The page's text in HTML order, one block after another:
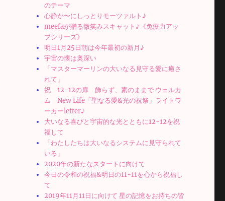
のテーマ
心静か〜にしっとりモーツァルト♪
meefaが贈る微笑みスキャット♪《免疫力アッ
プシリーズ》
明日1月25日朝は今年最初の新月♪
宇宙の懐は奥深い
「マスターマーリンの大いなる見守る愛に癒さ
れて」
祝 12-12の扉 飾らず、素のままで ウェルカ
ム New Life「聖なる愛&光の祝祭」ライトワ
ーカーletter♪
大いなる喜びと宇宙的な光とともに12-12を祝
福して
「わたしたちは大いなるシステムに見守られて
いる」
2020年の新たなスタートに向けて
今日の令和の祝福&明日の11-11を心から祝福し
て
2019年11月11日に向けて 星の記憶をお持ちの皆